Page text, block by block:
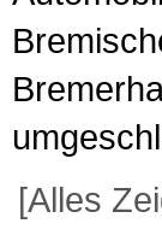
[Alles